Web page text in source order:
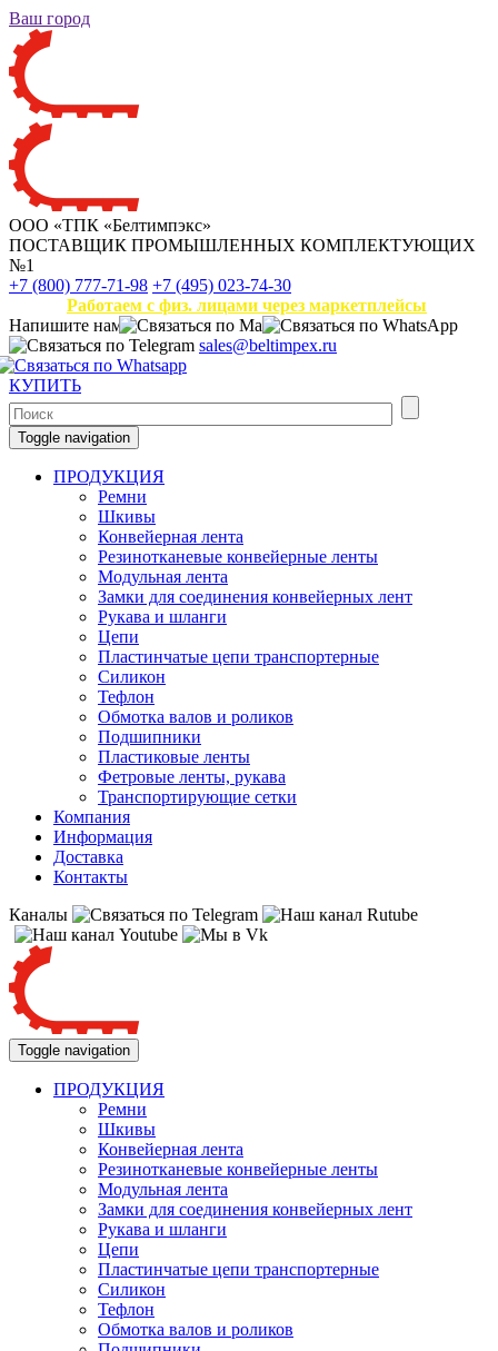
Ваш город
ООО «ТПК «Белтимпэкс»
ПОСТАВЩИК ПРОМЫШЛЕННЫХ КОМПЛЕКТУЮЩИХ
№1
+7 (800) 777-71-98 +7 (495) 023-74-30
Работаем с физ. лицами через маркетплейсы
Напишите нам
sales@beltimpex.ru
КУПИТЬ
Toggle navigation
ПРОДУКЦИЯ
Ремни
Шкивы
Конвейерная лента
Резинотканевые конвейерные ленты
Модульная лента
Замки для соединения конвейерных лент
Рукава и шланги
Цепи
Пластинчатые цепи транспортерные
Силикон
Тефлон
Обмотка валов и роликов
Подшипники
Пластиковые ленты
Фетровые ленты, рукава
Транспортирующие сетки
Компания
Информация
Доставка
Контакты
Каналы
Toggle navigation
ПРОДУКЦИЯ
Ремни
Шкивы
Конвейерная лента
Резинотканевые конвейерные ленты
Модульная лента
Замки для соединения конвейерных лент
Рукава и шланги
Цепи
Пластинчатые цепи транспортерные
Силикон
Тефлон
Обмотка валов и роликов